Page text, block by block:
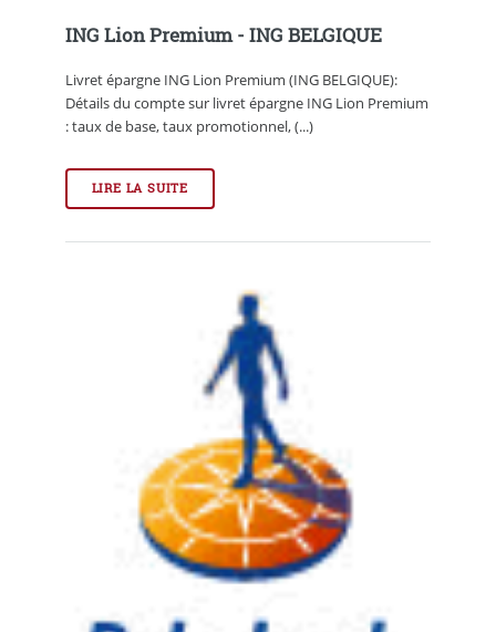
ING Lion Premium - ING BELGIQUE
Livret épargne ING Lion Premium (ING BELGIQUE):
Détails du compte sur livret épargne ING Lion Premium
: taux de base, taux promotionnel, (...)
LIRE LA SUITE